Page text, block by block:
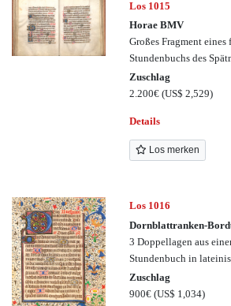
Los 1015
Horae BMV
Großes Fragment eines
Stundenbuchs des
Zuschlag
2.200€(US$ 2,529)
Details
Los merken
Los 1016
Dornblattranken-
3 Doppellagen aus
Stundenbuch in
Zuschlag
900€(US$ 1,034)